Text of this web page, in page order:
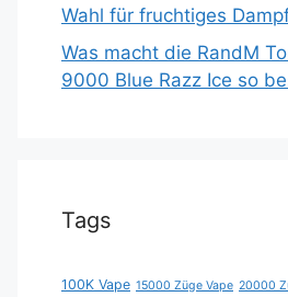
Wahl für fruchtiges
Was macht die RandM
9000 Blue Razz Ice so
Tags
100K Vape 15000 Züge Vape 20000